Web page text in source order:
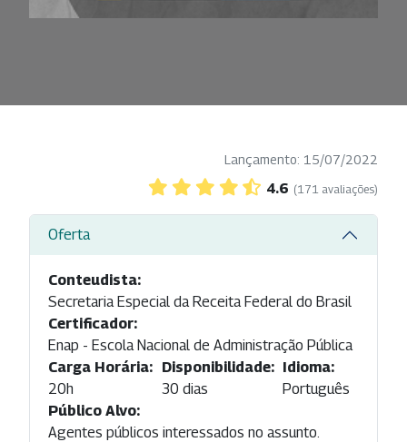
Lançamento: 15/07/2022
4.6 (171 avaliações)
Oferta
Conteudista:
Secretaria Especial da Receita Federal do Brasil
Certificador:
Enap - Escola Nacional de Administração Pública
Carga Horária:
20h
Disponibilidade:
30 dias
Idioma:
Português
Público Alvo:
Agentes públicos interessados no assunto.